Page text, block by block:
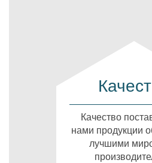
Качество
нами продукции
лучшими